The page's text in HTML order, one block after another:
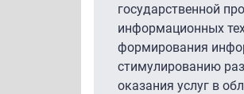
государственной
информационных
формирования
стимулированию
оказания услуг в